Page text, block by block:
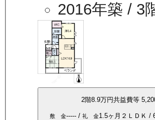
2016年築 / 3
2階8.9万円共益費等
敷 金----- / 礼 金1.5ヶ月 ２ＬＤＫ /